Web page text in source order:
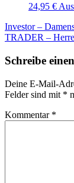
24,95 €
Investor –
TRADER –
Schreibe
Deine E-Mail-
Felder sind mit *
Kommentar *